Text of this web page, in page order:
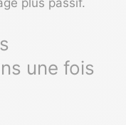
une fois